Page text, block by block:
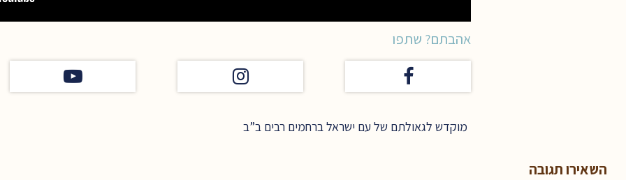
אהבתם? שתפו
מוקדש לגאולתם של עם ישראל ברחמים רבים ב”ב
השאירו תגובה